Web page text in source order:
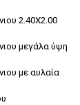
2.40Χ2.00
μεγάλα ύψη
με αυλαία